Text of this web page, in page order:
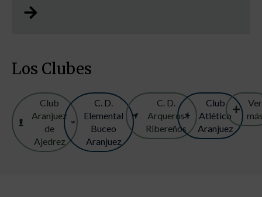
Los Clubes
Club
Aranjuez
de
Ajedrez
C. D.
Elemental
Buceo
Aranjuez
C. D.
Arqueros
Ribereños
Club
Atlético
Aranjuez
Ver